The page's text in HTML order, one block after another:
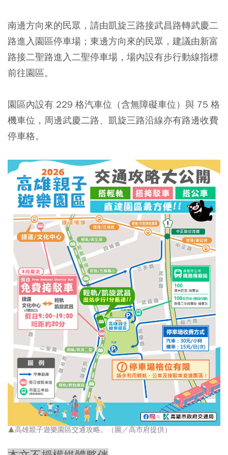
南邊方向來的民眾，請由凱旋三路接武昌路轉武慶二
路進入園區停車場；東邊方向來的民眾，建議由新富
路接二聖路進入二聖停車場，場內設有步行動線指標
前往園區。
園區內設有 229 格汽車位（含無障礙車位）與 75 格
機車位，周邊武慶二路、凱旋三路沿線亦有路邊收費
停車格。
▲高雄親子遊樂園區交通攻略。（圖／高市府提供）